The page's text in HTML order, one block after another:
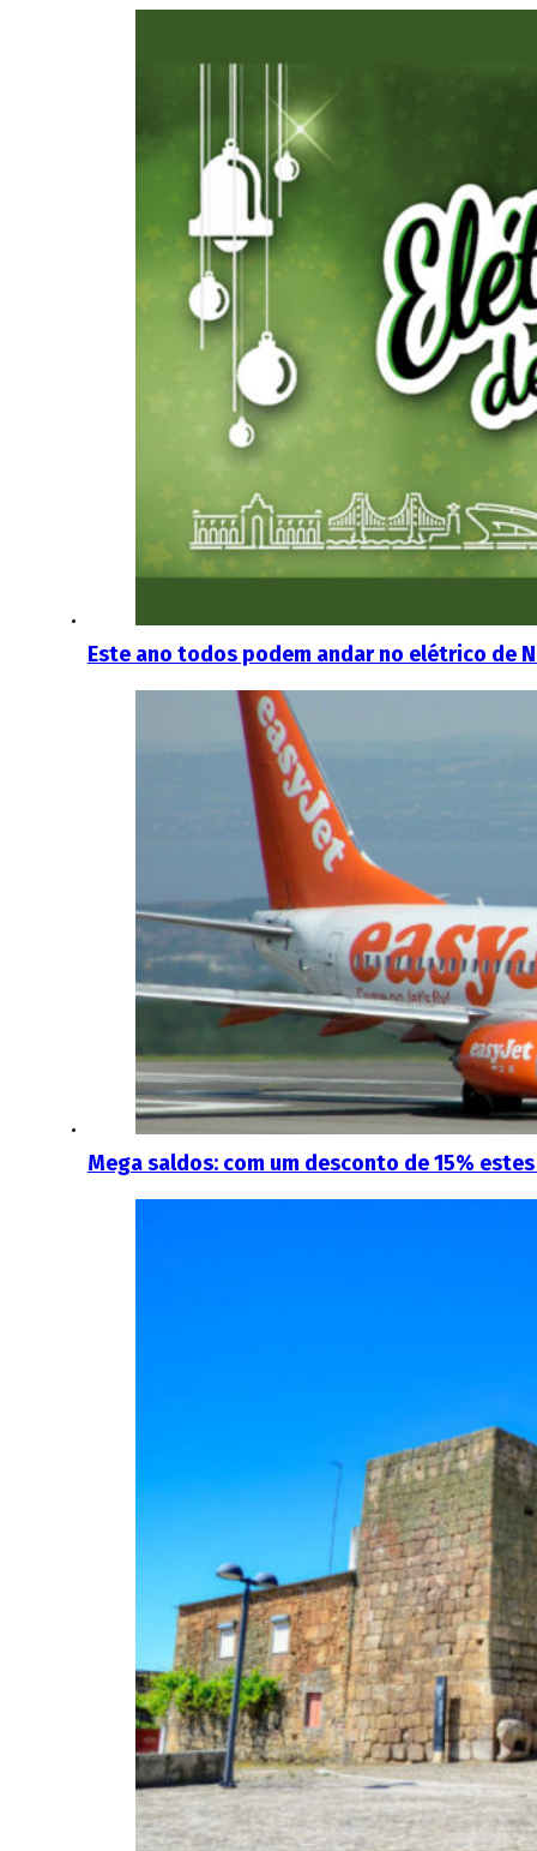
Este ano todos podem andar no elétrico de
Mega saldos: com um desconto de 15%